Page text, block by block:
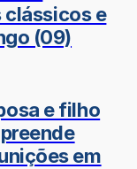
clássicos e
(09)
e filho
em